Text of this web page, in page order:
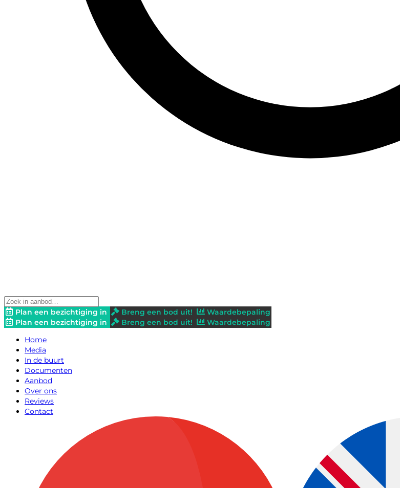
Plan een bezichtiging in Breng een bod uit!
Waardebepaling
Plan een bezichtiging in
Breng een bod uit!
Waardebepaling
Home
Media
In de buurt
Documenten
Aanbod
Over ons
Reviews
Contact